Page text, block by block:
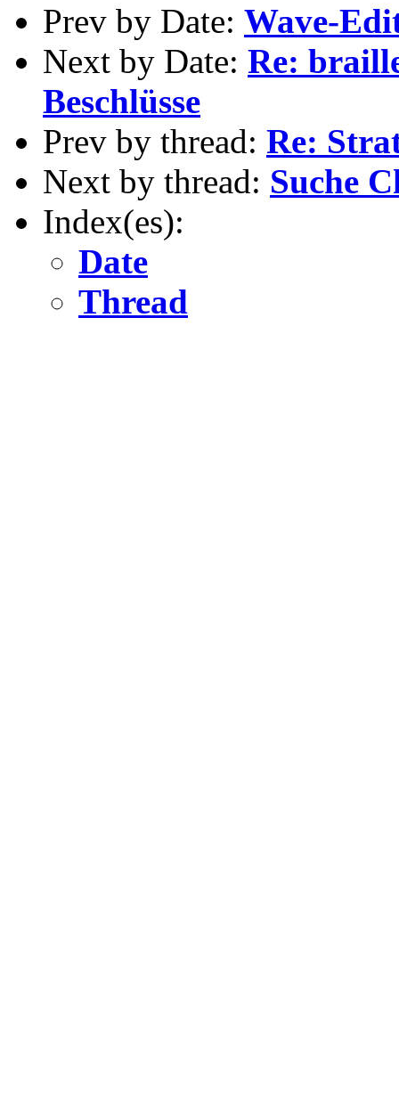
Prev by Date: Wave-
Next by Date: Re:
Beschlüsse
Prev by thread: Re:
Next by thread: Suche
Index(es):
Date
Thread